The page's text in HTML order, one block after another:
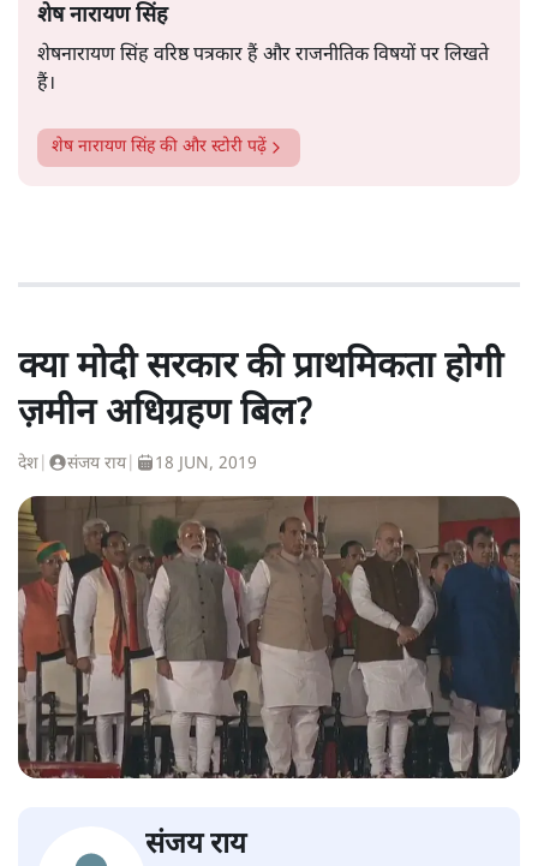
शेष नारायण सिंह
शेषनारायण सिंह वरिष्ठ पत्रकार हैं और राजनीतिक विषयों पर लिखते
हैं।
शेष नारायण सिंहकी और स्टोरी पढ़ें
क्या मोदी सरकार की प्राथमिकता होगी
ज़मीन अधिग्रहण बिल?
देश संजय राय| 18 JUN, 2019
संजय राय